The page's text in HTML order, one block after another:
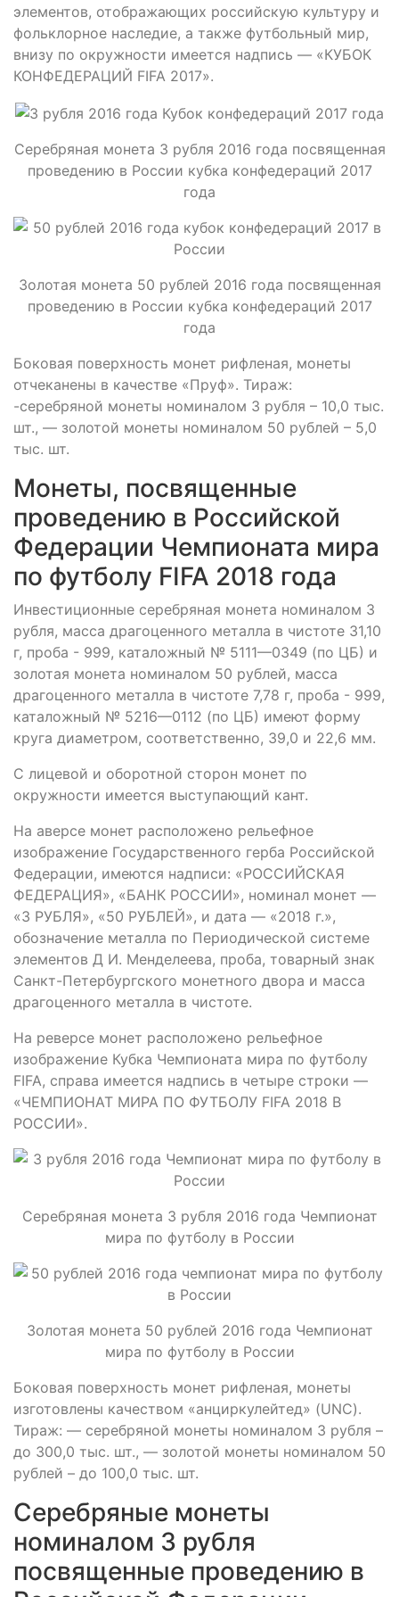
элементов, отображающих российскую культуру и
фольклорное наследие, а также футбольный мир,
внизу по окружности имеется надпись — «КУБОК
КОНФЕДЕРАЦИЙ FIFA 2017».
Серебряная монета 3 рубля 2016 года посвященная
проведению в России кубка конфедераций 2017
года
Золотая монета 50 рублей 2016 года посвященная
проведению в России кубка конфедераций 2017
года
Боковая поверхность монет рифленая, монеты
отчеканены в качестве «Пруф». Тираж:
-серебряной монеты номиналом 3 рубля – 10,0 тыс.
шт., — золотой монеты номиналом 50 рублей – 5,0
тыс. шт.
Монеты, посвященные
проведению в Российской
Федерации Чемпионата мира
по футболу FIFA 2018 года
Инвестиционные серебряная монета номиналом 3
рубля, масса драгоценного металла в чистоте 31,10
г, проба - 999, каталожный № 5111—0349 (по ЦБ) и
золотая монета номиналом 50 рублей, масса
драгоценного металла в чистоте 7,78 г, проба - 999,
каталожный № 5216—0112 (по ЦБ) имеют форму
круга диаметром, соответственно, 39,0 и 22,6 мм.
С лицевой и оборотной сторон монет по
окружности имеется выступающий кант.
На аверсе монет расположено рельефное
изображение Государственного герба Российской
Федерации, имеются надписи: «РОССИЙСКАЯ
ФЕДЕРАЦИЯ», «БАНК РОССИИ», номинал монет —
«3 РУБЛЯ», «50 РУБЛЕЙ», и дата — «2018 г.»,
обозначение металла по Периодической системе
элементов Д И. Менделеева, проба, товарный знак
Санкт-Петербургского монетного двора и масса
драгоценного металла в чистоте.
На реверсе монет расположено рельефное
изображение Кубка Чемпионата мира по футболу
FIFA, справа имеется надпись в четыре строки —
«ЧЕМПИОНАТ МИРА ПО ФУТБОЛУ FIFA 2018 В
РОССИИ».
Серебряная монета 3 рубля 2016 года Чемпионат
мира по футболу в России
Золотая монета 50 рублей 2016 года Чемпионат
мира по футболу в России
Боковая поверхность монет рифленая, монеты
изготовлены качеством «анциркулейтед» (UNC).
Тираж: — серебряной монеты номиналом 3 рубля –
до 300,0 тыс. шт., — золотой монеты номиналом 50
рублей – до 100,0 тыс. шт.
Серебряные монеты
номиналом 3 рубля
посвященные проведению в